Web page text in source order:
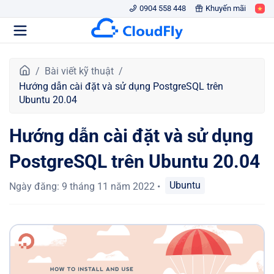
0904 558 448 Khuyến mãi
r
a
c
ủ
Bài viết kỹ thuật
Hướng dẫn cài đặt và sử dụng PostgreSQL trên
Ubuntu 20.04
Hướng dẫn cài đặt và sử dụng
PostgreSQL trên Ubuntu 20.04
Ngày đăng: 9 tháng 11 năm 2022 • Ubuntu